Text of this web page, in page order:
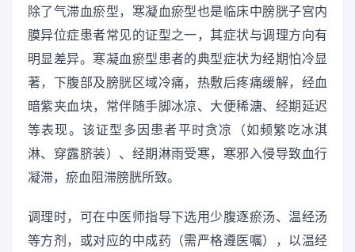
除了气滞血瘀型，寒凝血瘀型也是临床中膀胱子宫内
膜异位症患者常见的证型之一，其症状与调理方向有
明显差异。寒凝血瘀型患者的典型症状为经期怕冷显
著，下腹部及膀胱区域冷痛，热敷后疼痛缓解，经血
暗紫夹血块，常伴随手脚冰凉、大便稀溏、经期延迟
等表现。该证型多因患者平时贪凉（如频繁吃冰淇
淋、穿露脐装）、经期淋雨受寒，寒邪入侵导致血行
凝滞，瘀血阻滞膀胱所致。
调理时，可在中医师指导下选用少腹逐瘀汤、温经汤
等方剂，或对应的中成药（需严格遵医嘱），以温经